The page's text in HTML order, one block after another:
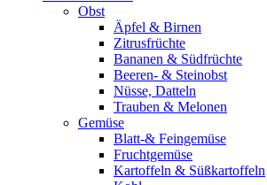
Obst
Äpfel & Birnen
Zitrusfrüchte
Bananen & Südfrüchte
Beeren- & Steinobst
Nüsse, Datteln
Trauben & Melonen
Gemüse
Blatt-& Feingemüse
Fruchtgemüse
Kartoffeln & Süßkartoffeln